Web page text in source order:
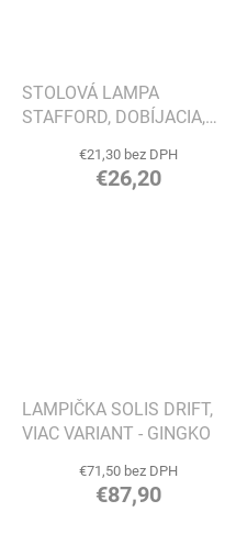
STOLOVÁ LAMPA
STAFFORD, DOBÍJACIA,
NORDIC
€21,30 bez DPH
€26,20
LAMPIČKA SOLIS DRIFT,
VIAC VARIANT - GINGKO
€71,50 bez DPH
€87,90